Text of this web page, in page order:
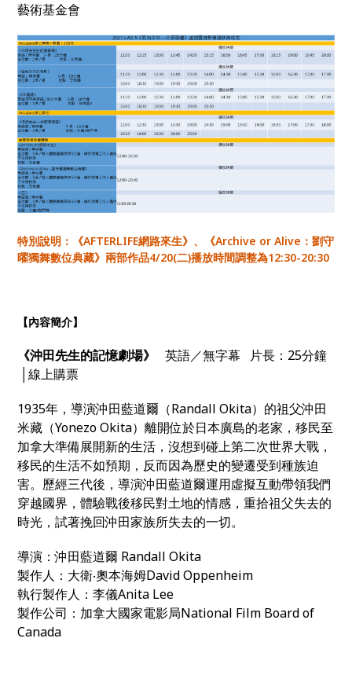
藝術基金會
特別說明：《AFTERLIFE網路來生》、《Archive or Alive：劉守
曜獨舞數位典藏》兩部作品4/20(二)播放時間調整為12:30-20:30
【內容簡介】
《沖田先生的記憶劇場》英語／無字幕 片長：25分鐘
│線上購票
1935年，導演沖田藍道爾（Randall Okita）的祖父沖田
米藏（Yonezo Okita）離開位於日本廣島的老家，移民至
加拿大準備展開新的生活，沒想到碰上第二次世界大戰，
移民的生活不如預期，反而因為歷史的變遷受到種族迫
害。歷經三代後，導演沖田藍道爾運用虛擬互動帶領我們
穿越國界，體驗戰後移民對土地的情感，重拾祖父失去的
時光，試著挽回沖田家族所失去的一切。
導演：沖田藍道爾 RandallOkita
製作人：大衛‧奧本海姆David Oppenheim
執行製作人：李儀Anita Lee
製作公司：加拿大國家電影局National Film Board of
Canada